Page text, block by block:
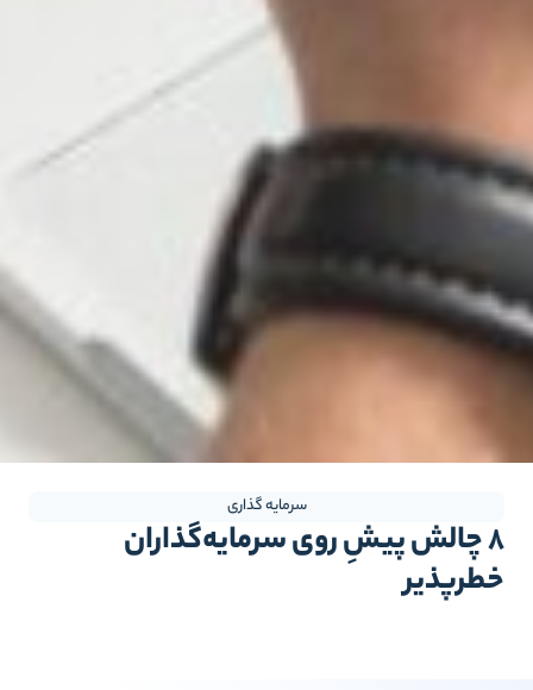
سرمایه گذاری
۸ چالش پیشِ روی سرمایه‌گذاران